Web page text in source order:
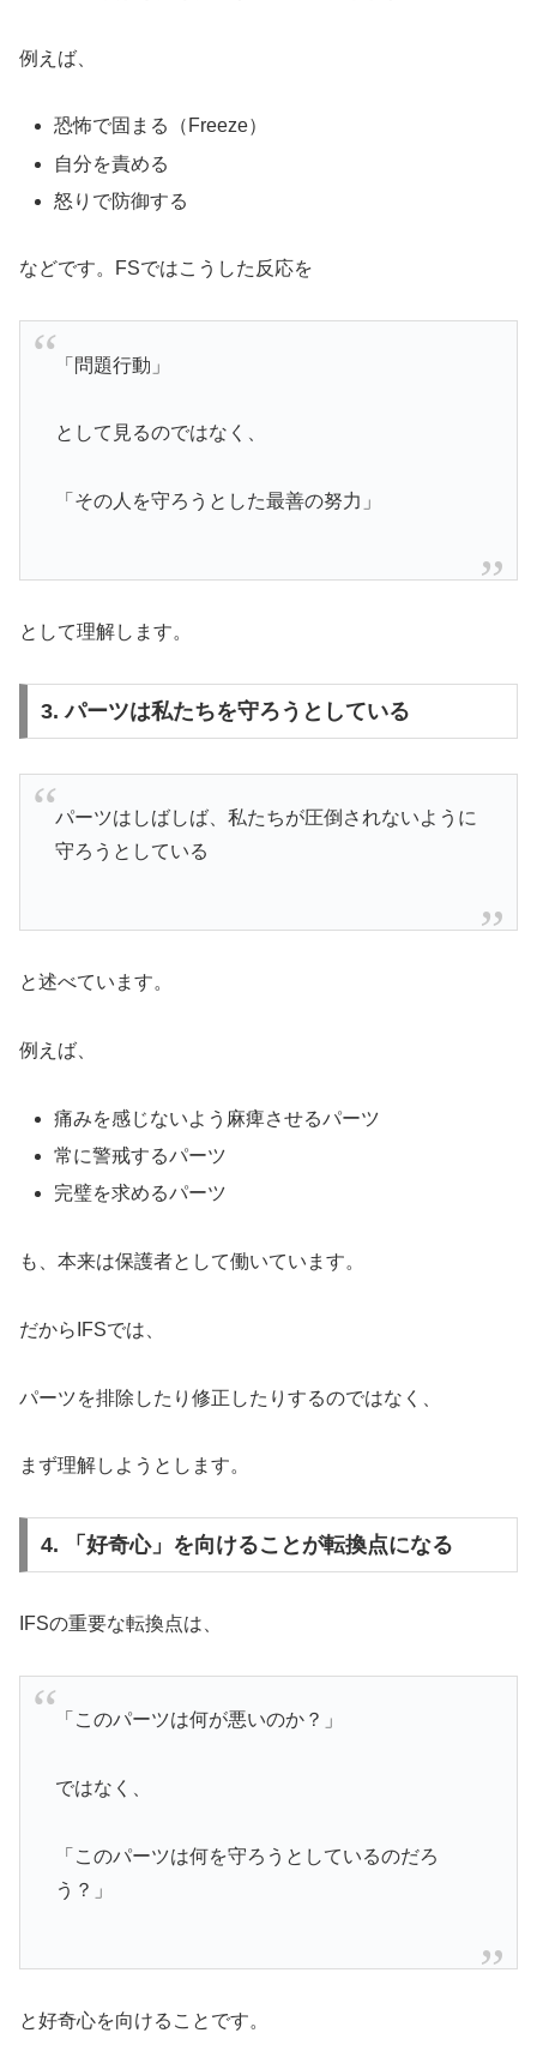
例えば、
恐怖で固まる（Freeze）
自分を責める
怒りで防御する
などです。FSではこうした反応を
「問題行動」
として見るのではなく、
「その人を守ろうとした最善の努力」
として理解します。
3. パーツは私たちを守ろうとしている
パーツはしばしば、私たちが圧倒されないように
守ろうとしている
と述べています。
例えば、
痛みを感じないよう麻痺させるパーツ
常に警戒するパーツ
完璧を求めるパーツ
も、本来は保護者として働いています。
だからIFSでは、
パーツを排除したり修正したりするのではなく、
まず理解しようとします。
4. 「好奇心」を向けることが転換点になる
IFSの重要な転換点は、
「このパーツは何が悪いのか？」
ではなく、
「このパーツは何を守ろうとしているのだろ
う？」
と好奇心を向けることです。